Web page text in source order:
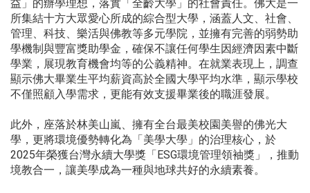
益」的辦學理想，落實「全齡大學」的社會責任。佛大是一
所集結十方大眾愛心所成的綜合型大學，涵蓋人文、社會、
管理、科技、樂活與佛教等多元學院，並擁有完善的弱勢助
學機制與豐富獎助學金，確保不讓任何學生因經濟因素中斷
學業，展現教育機會均等的公義精神。在就業表現上，調查
顯示佛大畢業生平均薪資高於全國大學平均水準，顯示學校
不僅照顧入學需求，更能有效支援畢業後的職涯發展。
此外，座落於林美山嵐、擁有全台最美校園美譽的佛光大
學，更將環境優勢轉化為「美學大學」的治理核心，於
2025年榮獲台灣永續大學獎「ESG環境管理領袖獎」，推動
境教合一，讓美學成為一種與地球共好的永續素養。